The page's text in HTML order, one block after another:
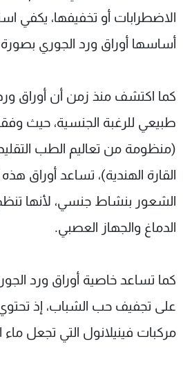
الاضطرابات أو تخفيفها، يكفي
أساسها أوراق ورد الجوري
كما اكتشف منذ زمن أن أوراق
طبيعي للرغبة الجنسية، حيث وفقا
(منظومة من تعاليم الطب
القارة الهندية)، تساعد أوراق
الشعور بنشاط جنسي، لأنها
الدماغ والجهاز العصبي.
كما تساعد خاصية أوراق ورد
على تجفيف حب الشباب، إذ
مركبات فينيلانول التي تجعل ماء